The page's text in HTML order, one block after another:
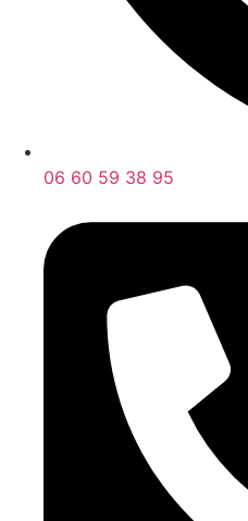
06 60 59 38 95